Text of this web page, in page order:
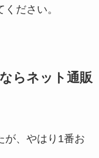
ださい。
らネット通販
が、やはり1番お